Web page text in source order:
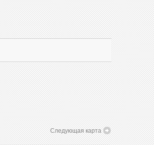
Следующая карта